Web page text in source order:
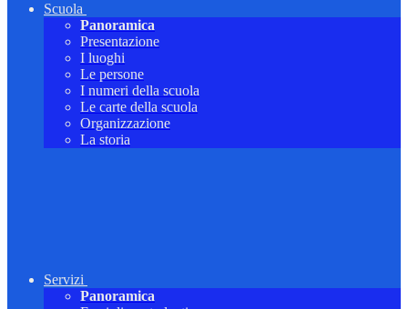
Scuola
Panoramica
Presentazione
I luoghi
Le persone
I numeri della scuola
Le carte della scuola
Organizzazione
La storia
Servizi
Panoramica